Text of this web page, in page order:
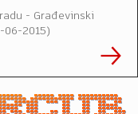
- Građevinski
06-2015)